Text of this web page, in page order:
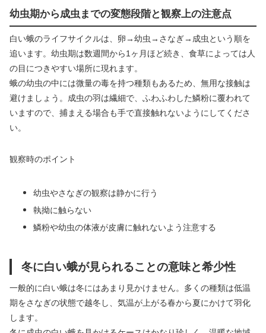
幼虫期から成虫までの変態段階と観察上の注意点
白い蛾のライフサイクルは、卵→幼虫→さなぎ→成虫という順を
追います。幼虫期は数週間から1ヶ月ほど続き、食草によっては人
の目につきやすい場所に現れます。
蛾の幼虫の中には微量の毒を持つ種類もあるため、無用な接触は
避けましょう。成虫の羽は繊細で、ふわふわした鱗粉に覆われて
いますので、捕まえる場合も手で直接触れないようにしてくださ
い。
観察時のポイント
幼虫やさなぎの観察は静かに行う
執拗に触らない
鱗粉や幼虫の体液が皮膚に触れないよう注意する
冬に白い蛾が見られることの意味と希少性
一般的に白い蛾は冬にはあまり見かけません。多くの種類は低温
期をさなぎの状態で越冬し、気温が上がる春から夏にかけて羽化
します。